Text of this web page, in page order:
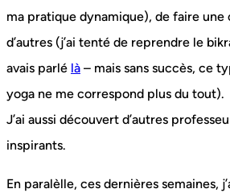
ma pratique dynamique), de faire une
d’autres (j’ai tenté de reprendre le
avais parlé là – mais sans succès, ce
yoga ne me correspond plus du tout).
J’ai aussi découvert d’autres
inspirants.
En paralèlle, ces dernières semaines,